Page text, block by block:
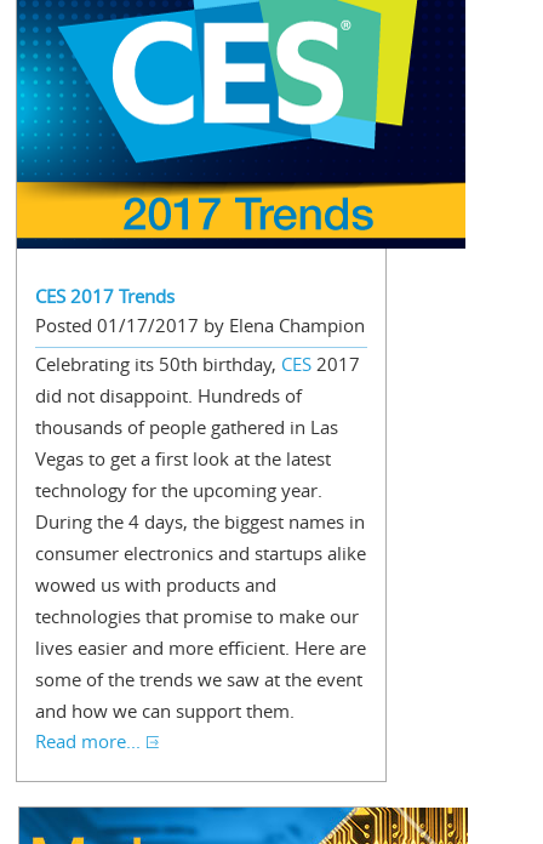
CES 2017 Trends
Posted 01/17/2017 by Elena Champion
Celebrating its 50th birthday, CES2017
did not disappoint. Hundreds of
thousands of people gathered in Las
Vegas to get a first look at the latest
technology for the upcoming year.
During the 4 days, the biggest names in
consumer electronics and startups alike
wowed us with products and
technologies that promise to make our
lives easier and more efficient. Here are
some of the trends we saw at the event
and how we can support them.
Read more...